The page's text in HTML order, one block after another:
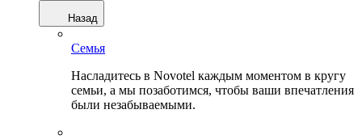
Назад
Семья
Насладитесь в Novotel каждым моментом в кругу
семьи, а мы позаботимся, чтобы ваши впечатления
были незабываемыми.